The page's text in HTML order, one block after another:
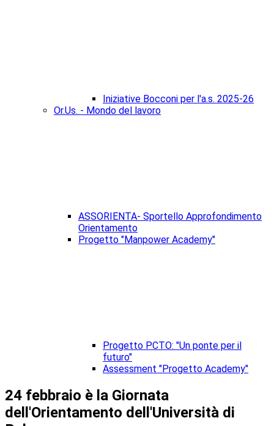
Iniziative Bocconi per l'a.s. 2025-26
Or.Us. - Mondo del lavoro
ASSORIENTA- Sportello Approfondimento
Orientamento
Progetto "Manpower Academy"
Progetto PCTO: "Un ponte per il
futuro"
Assessment "Progetto Academy"
24 febbraio è la Giornata
dell'Orientamento dell'Università di